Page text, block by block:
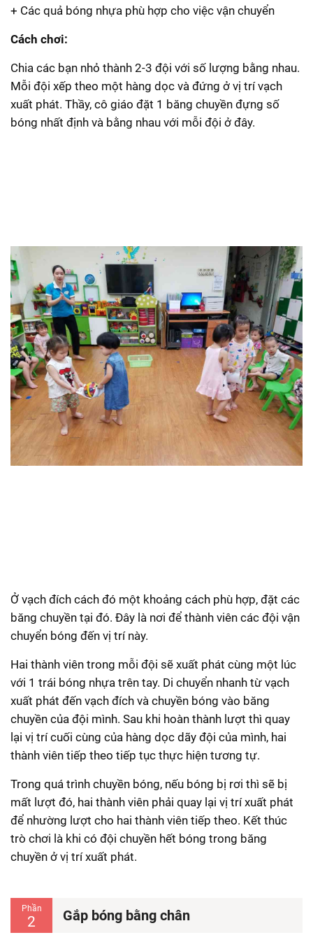
+ Các quả bóng nhựa phù hợp cho việc vận chuyển
Cách chơi:
Chia các bạn nhỏ thành 2-3 đội với số lượng bằng nhau.
Mỗi đội xếp theo một hàng dọc và đứng ở vị trí vạch
xuất phát. Thầy, cô giáo đặt 1 băng chuyền đựng số
bóng nhất định và bằng nhau với mỗi đội ở đây.
Ở vạch đích cách đó một khoảng cách phù hợp, đặt các
băng chuyền tại đó. Đây là nơi để thành viên các đội vận
chuyển bóng đến vị trí này.
Hai thành viên trong mỗi đội sẽ xuất phát cùng một lúc
với 1 trái bóng nhựa trên tay. Di chuyển nhanh từ vạch
xuất phát đến vạch đích và chuyền bóng vào băng
chuyền của đội mình. Sau khi hoàn thành lượt thì quay
lại vị trí cuối cùng của hàng dọc dãy đội của mình, hai
thành viên tiếp theo tiếp tục thực hiện tương tự.
Trong quá trình chuyền bóng, nếu bóng bị rơi thì sẽ bị
mất lượt đó, hai thành viên phải quay lại vị trí xuất phát
để nhường lượt cho hai thành viên tiếp theo. Kết thúc
trò chơi là khi có đội chuyền hết bóng trong băng
chuyền ở vị trí xuất phát.
Phần
2 Gắp bóng bằng chân